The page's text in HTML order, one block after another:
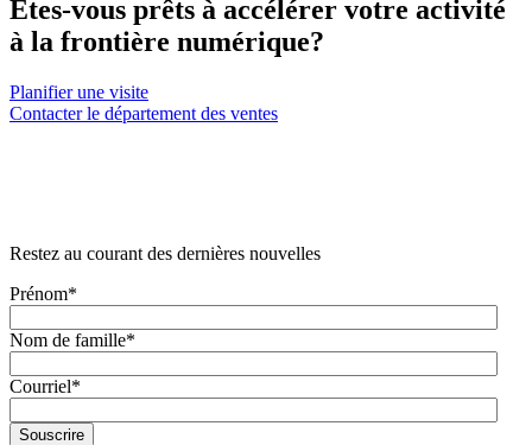
Êtes-vous prêts à accélérer votre activité
à la frontière numérique?
Planifier une visite
Contacter le département des ventes
Restez au courant des dernières nouvelles
Prénom*
Nom de famille*
Courriel*